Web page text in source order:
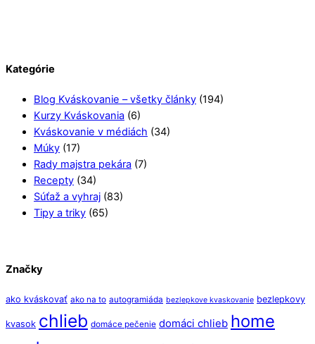
Kategórie
Blog Kváskovanie – všetky články (194)
Kurzy Kváskovania (6)
Kváskovanie v médiách (34)
Múky (17)
Rady majstra pekára (7)
Recepty (34)
Súťaž a vyhraj (83)
Tipy a triky (65)
Značky
ako kváskovať ako na to autogramiáda bezlepkove kvaskovanie bezlepkovy
kvasok chlieb domáce pečenie domáci chlieb home